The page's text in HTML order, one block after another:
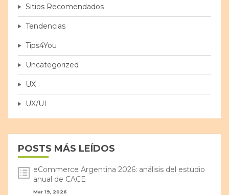
Sitios Recomendados
Tendencias
Tips4You
Uncategorized
UX
UX/UI
POSTS MÁS LEÍDOS
eCommerce Argentina 2026: análisis del estudio
anual de CACE
Mar 19, 2026